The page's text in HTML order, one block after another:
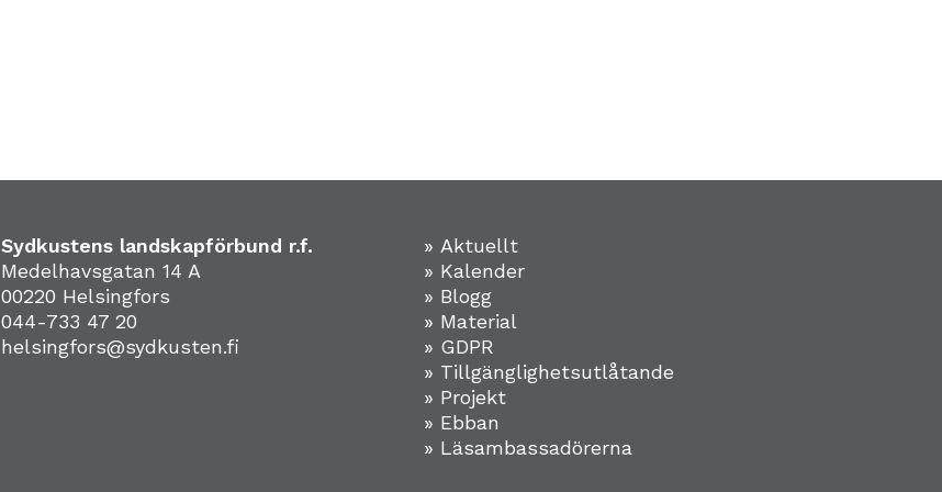
Sydkustens landskapförbund r.f.
Medelhavsgatan 14 A
00220 Helsingfors
044-733 47 20
helsingfors@sydkusten.fi
» Aktuellt
» Kalender
» Blogg
» Material
» GDPR
» Tillgänglighetsutlåtande
» Projekt
» Ebban
» Läsambassadörerna